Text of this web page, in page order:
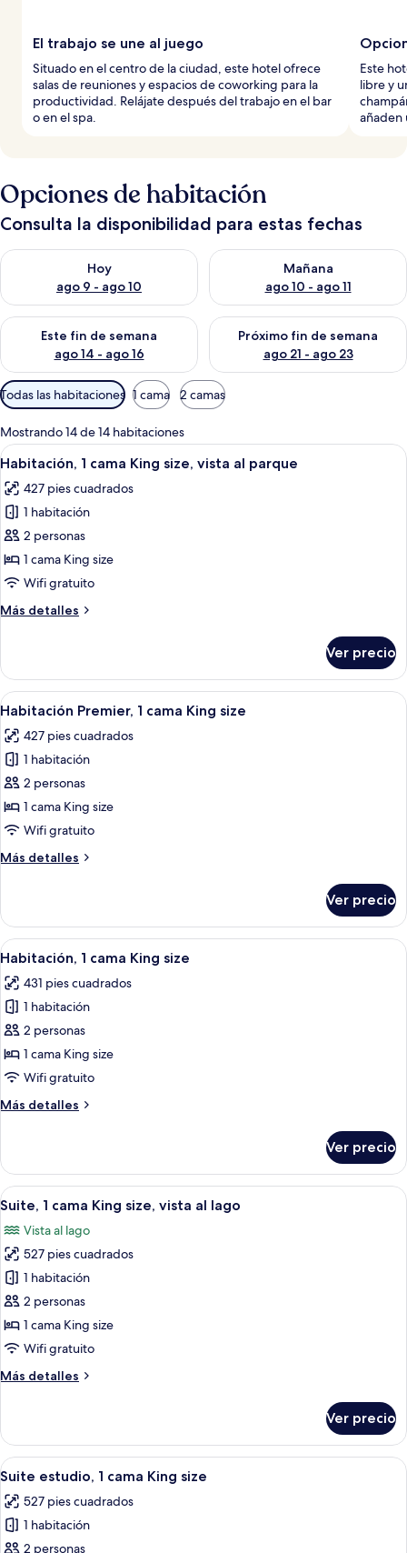
El trabajo se une al juego
Situado en el centro de la ciudad, este hotel ofrece
salas de reuniones y espacios de coworking para la
productividad. Relájate después del trabajo en el bar
o en el spa.
Este
libre y
añaden
Opciones de habitación
Consulta la disponibilidad para estas fechas
Hoy
ago 9 - ago 10
Consulta la disponibilidad para hoy ago 9 - ago 10
Mañana
ago 10 - ago 11
Consulta la disponibilidad
Este fin de semana
ago 14 - ago 16
Consulta la disponibilidad para este fin de semana ago 14 -
Próximo fin de semana
ago 21 - ago 23
Consulta la disponibilidad
Filtros
disponibles
para
las
habitaciones
Todas las habitaciones 1 cama 2 camas
Mostrando 14 de 14 habitaciones
Abrir
todas
las
fotos
de
Habitación,
1
King
al
parque
Habitación de hotel con una cama
4
Habitación, 1 cama King size, vista al parque
427 pies cuadrados
1 habitación
2 personas
1 cama King size
Wifi gratuito
Más detalles
Más
1
cama
King
vista
al
Ver precio
Abrir
todas
las
fotos
de
Habitación
Premier,
cama
Una habitación de hotel moderna
4
Habitación Premier, 1 cama King size
427 pies cuadrados
1 habitación
2 personas
1 cama King size
Wifi gratuito
Más detalles
Más
Premier,
cama
size
Ver precio
Abrir
todas
las
fotos
de
Habitación,
1
King
Una cama bien hecha con ropa de
4
Habitación, 1 cama King size
431 pies cuadrados
1 habitación
2 personas
1 cama King size
Wifi gratuito
Más detalles
Más
1
cama
King
Ver precio
Abrir
todas
las
fotos
de
Suite,
1
cama
size,
lago
Habitación de hotel con una cama
4
Suite, 1 cama King size, vista al lago
Vista al lago
527 pies cuadrados
1 habitación
2 personas
1 cama King size
Wifi gratuito
Más detalles
Más
1
cama
King
vista
al
Ver precio
Abrir
todas
las
fotos
Habitación de hotel con una cama
3
Suite estudio, 1 cama King size
527 pies cuadrados
1 habitación
2 personas